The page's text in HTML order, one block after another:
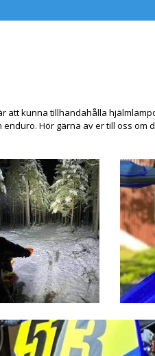
att kunna tillhandahålla
Hör gärna av er till oss om